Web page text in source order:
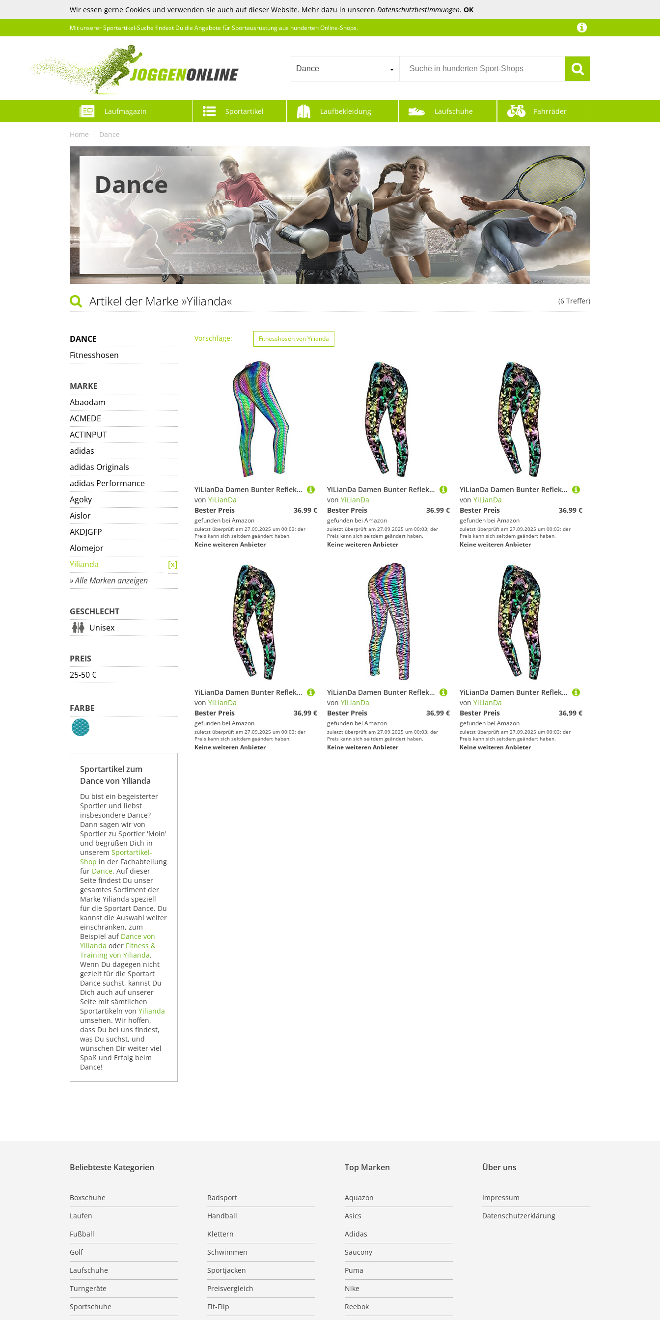
Wir essen gerne Cookies und verwenden sie auch auf dieser Website. Mehr dazu in unseren Datenschutzbestimmungen. OK
Mit unserer Sportartikel-Suche findest Du die Angebote für Sportausrüstung aus hunderten Online-Shops.
Dance
Laufmagazin Sportartikel Laufbekleidung Laufschuhe Fahrräder
Home Dance
Dance
(6 Treffer)
Artikel der Marke »Yilianda«
DANCE
Fitnesshosen
MARKE
Abaodam
ACMEDE
ACTINPUT
adidas
adidas Originals
adidas Performance
Agoky
Aislor
AKDJGFP
Alomejor
Yilianda
» Alle Marken anzeigen
GESCHLECHT
Unisex
PREIS
25-50 €
FARBE
Sportartikel zum
Dance von Yilianda
Du bist ein begeisterter
Sportler und liebst
insbesondere Dance?
Dann sagen wir von
Sportler zu Sportler 'Moin'
und begrüßen Dich in
unserem Sportartikel-
Shop in der Fachabteilung
für Dance. Auf dieser
Seite findest Du unser
gesamtes Sortiment der
Marke Yilianda speziell
für die Sportart Dance. Du
kannst die Auswahl weiter
einschränken, zum
Beispiel auf Dance von
Yilianda oder Fitness &
Training von Yilianda.
Wenn Du dagegen nicht
gezielt für die Sportart
Dance suchst, kannst Du
Dich auch auf unserer
Seite mit sämtlichen
Sportartikeln von Yilianda
umsehen. Wir hoffen,
dass Du bei uns findest,
was Du suchst, und
wünschen Dir weiter viel
Spaß und Erfolg beim
Dance!
Vorschläge: Fitnesshosen von Yilianda
YiLianDa Damen Bunter Reflektierende Yoga Hose, Hohe Taille Elastisch Party Nachtclub Tanzhose, Sport Casual Fitness Nacht Leuchtender Leggings Schlangenhaut Leggings M
von YiLianDa
Bester Preis
36,99 €
gefunden bei Amazon
zuletzt überprüft am 27.09.2025 um 00:03; der
Preis kann sich seitdem geändert haben.
Keine weiteren Anbieter
YiLianDa Damen Bunter Reflektierende Yoga Hose, Hohe Taille Elastisch Party Nachtclub Tanzhose, Sport Casual Fitness Nacht Leuchtender Leggings Pilz Leggings L
von YiLianDa
Bester Preis
36,99 €
gefunden bei Amazon
zuletzt überprüft am 27.09.2025 um 00:03; der
Preis kann sich seitdem geändert haben.
Keine weiteren Anbieter
YiLianDa Damen Bunter Reflektierende Yoga Hose, Hohe Taille Elastisch Party Nachtclub Tanzhose, Sport Casual Fitness Nacht Leuchtender Leggings Pilz Leggings XL
von YiLianDa
Bester Preis
36,99 €
gefunden bei Amazon
zuletzt überprüft am 27.09.2025 um 00:03; der
Preis kann sich seitdem geändert haben.
Keine weiteren Anbieter
YiLianDa Damen Bunter Reflektierende Yoga Hose, Hohe Taille Elastisch Party Nachtclub Tanzhose, Sport Casual Fitness Nacht Leuchtender Leggings Pilz Leggings M
von YiLianDa
Bester Preis
36,99 €
gefunden bei Amazon
zuletzt überprüft am 27.09.2025 um 00:03; der
Preis kann sich seitdem geändert haben.
Keine weiteren Anbieter
YiLianDa Damen Bunter Reflektierende Yoga Hose, Hohe Taille Elastisch Party Nachtclub Tanzhose, Sport Casual Fitness Nacht Leuchtender Leggings Zebra Leggings XL
von YiLianDa
Bester Preis
36,99 €
gefunden bei Amazon
zuletzt überprüft am 27.09.2025 um 00:03; der
Preis kann sich seitdem geändert haben.
Keine weiteren Anbieter
YiLianDa Damen Bunter Reflektierende Yoga Hose, Hohe Taille Elastisch Party Nachtclub Tanzhose, Sport Casual Fitness Nacht Leuchtender Leggings Pilz Leggings S
von YiLianDa
Bester Preis
36,99 €
gefunden bei Amazon
zuletzt überprüft am 27.09.2025 um 00:03; der
Preis kann sich seitdem geändert haben.
Keine weiteren Anbieter
Über uns
Impressum
Datenschutzerklärung
Beliebteste Kategorien
Boxschuhe
Radsport
Laufen
Handball
Fußball
Klettern
Golf
Schwimmen
Laufschuhe
Sportjacken
Turngeräte
Preisvergleich
Sportschuhe
Fit-Flip
Top Marken
Aquazon
Asics
Adidas
Saucony
Puma
Nike
Reebok